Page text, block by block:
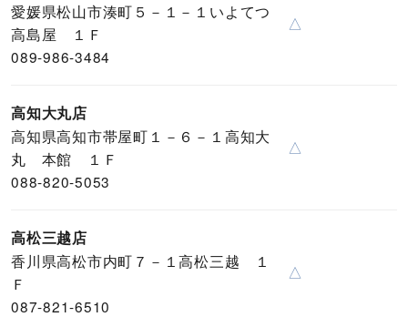
愛媛県松山市湊町５－１－１いよてつ
高島屋 １Ｆ
089-986-3484
△
高知大丸店
高知県高知市帯屋町１－６－１高知大
丸 本館 １Ｆ
088-820-5053
△
高松三越店
香川県高松市内町７－１高松三越 １
Ｆ
087-821-6510
△